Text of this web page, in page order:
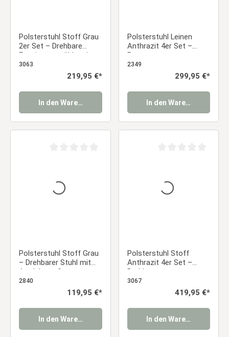
Polsterstuhl Stoff Grau
2er Set – Drehbare
Esszimmerstühle mit
Armlehnen & bequemer
Polsterung Essstuhl
3063
Regulärer Preis:
219,95 €*
In den Warenkorb
Polsterstuhl Leinen
Anthrazit 4er Set –
Bequeme
Esszimmerstühle mit
Armlehnen & stabilem
Metallgestell Essstuhl
2349
Regulärer Preis:
299,95 €*
In den Warenkorb
Polsterstuhl Stoff Grau
– Drehbarer Stuhl mit
Armlehnen &
Metallgestell |
Bürostuhl modern
gepolstert Essstuhl
2840
Regulärer Preis:
119,95 €*
In den Warenkorb
Polsterstuhl Stoff
Anthrazit 4er Set –
Drehbare
Esszimmerstühle mit
Metallgestell Essstuhl
3067
Regulärer Preis:
419,95 €*
In den Warenkorb